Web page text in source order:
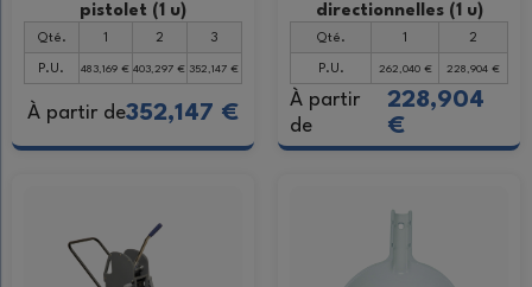
pistolet (1 u)
Qté. 1 2 3
P.U. 483,169 € 403,297 € 352,147 €
À partir de352,147 €
directionnelles (1 u)
Qté. 1 2
P.U. 262,040 € 228,904 €
À partir
de
228,904
€